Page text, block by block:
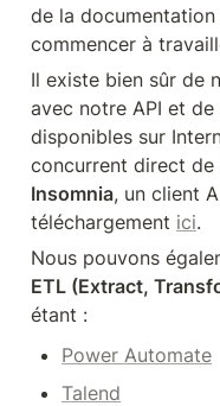
de la
commencer à
Il existe bien sûr de
avec notre API et
disponibles sur
Insomnia, un client
téléchargement ici.
ETL (Extract,
étant :
Power Automate
Talend